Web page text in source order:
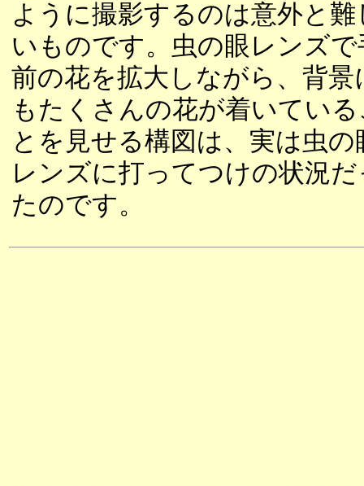
ように撮影するのは意外と難
いものです。虫の眼レンズで
前の花を拡大しながら、背景
もたくさんの花が着いてい
とを見せる構図は、実は虫の
レンズに打ってつけの状況だ
たのです。